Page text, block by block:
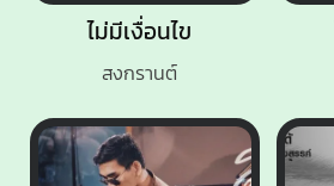
ไม่มีเงื่อนไข
สงกรานต์